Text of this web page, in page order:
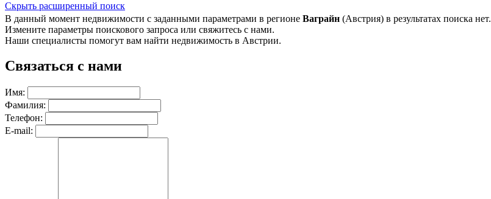
Скрыть расширенный поиск
В данный момент недвижимости с заданными параметрами в регионе Ваграйн (Австрия) в результатах поиска нет.
Измените параметры поискового запроса или свяжитесь с нами.
Наши специалисты помогут вам найти недвижимость в Австрии.
Связаться с нами
Имя:
Фамилия:
Телефон:
E-mail: